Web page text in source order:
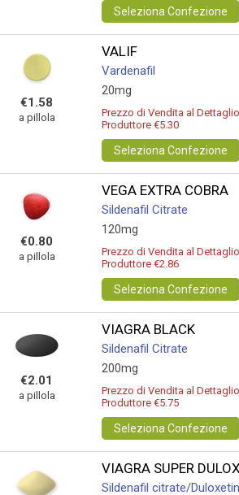
Seleziona Confezione
€1.58
a pillola
VALIF
Vardenafil
20mg
Prezzo di Vendita al
Produttore €5.30
Seleziona Confezione
€0.80
a pillola
VEGA EXTRA COBRA
Sildenafil Citrate
120mg
Prezzo di Vendita al
Produttore €2.86
Seleziona Confezione
€2.01
a pillola
VIAGRA BLACK
Sildenafil Citrate
200mg
Prezzo di Vendita al
Produttore €5.75
Seleziona Confezione
VIAGRA SUPER
Sildenafil citrate/